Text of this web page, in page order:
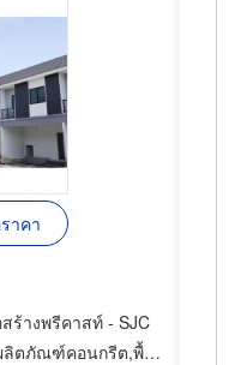
าคา
ร้างพรีคาสท์ - SJC
ร็จรูป (คอนกรีตเสริมเหล็กและอัดแรง)